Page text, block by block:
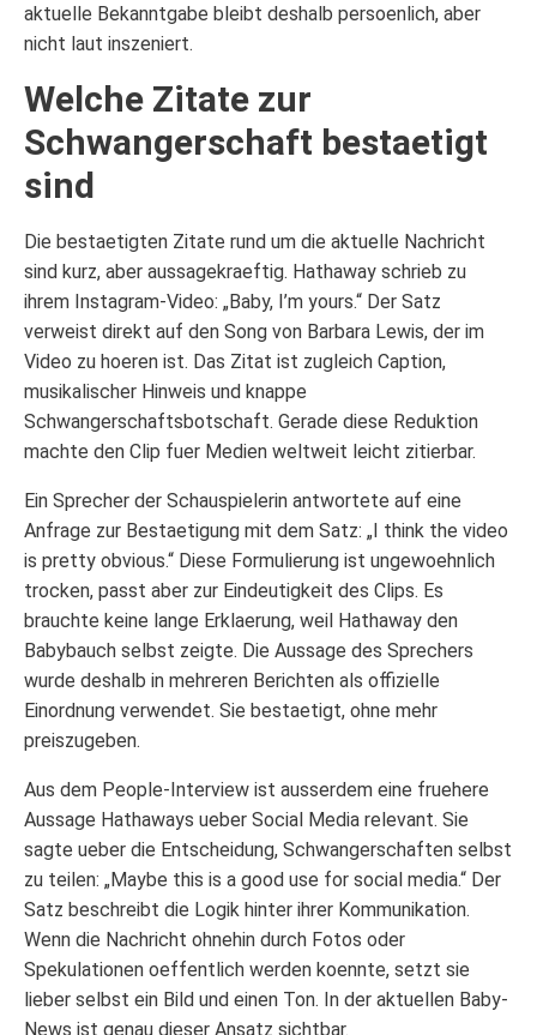
aktuelle Bekanntgabe bleibt deshalb persoenlich, aber
nicht laut inszeniert.
Welche Zitate zur
Schwangerschaft bestaetigt
sind
Die bestaetigten Zitate rund um die aktuelle Nachricht
sind kurz, aber aussagekraeftig. Hathaway schrieb zu
ihrem Instagram-Video: „Baby, I’m yours.“ Der Satz
verweist direkt auf den Song von Barbara Lewis, der im
Video zu hoeren ist. Das Zitat ist zugleich Caption,
musikalischer Hinweis und knappe
Schwangerschaftsbotschaft. Gerade diese Reduktion
machte den Clip fuer Medien weltweit leicht zitierbar.
Ein Sprecher der Schauspielerin antwortete auf eine
Anfrage zur Bestaetigung mit dem Satz: „I think the video
is pretty obvious.“ Diese Formulierung ist ungewoehnlich
trocken, passt aber zur Eindeutigkeit des Clips. Es
brauchte keine lange Erklaerung, weil Hathaway den
Babybauch selbst zeigte. Die Aussage des Sprechers
wurde deshalb in mehreren Berichten als offizielle
Einordnung verwendet. Sie bestaetigt, ohne mehr
preiszugeben.
Aus dem People-Interview ist ausserdem eine fruehere
Aussage Hathaways ueber Social Media relevant. Sie
sagte ueber die Entscheidung, Schwangerschaften selbst
zu teilen: „Maybe this is a good use for social media.“ Der
Satz beschreibt die Logik hinter ihrer Kommunikation.
Wenn die Nachricht ohnehin durch Fotos oder
Spekulationen oeffentlich werden koennte, setzt sie
lieber selbst ein Bild und einen Ton. In der aktuellen Baby-
News ist genau dieser Ansatz sichtbar.